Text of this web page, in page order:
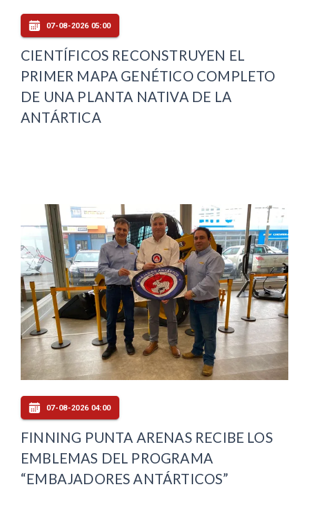
07-08-2026 05:00
CIENTÍFICOS RECONSTRUYEN EL
PRIMER MAPA GENÉTICO COMPLETO
DE UNA PLANTA NATIVA DE LA
ANTÁRTICA
07-08-2026 04:00
FINNING PUNTA ARENAS RECIBE LOS
EMBLEMAS DEL PROGRAMA
“EMBAJADORES ANTÁRTICOS”